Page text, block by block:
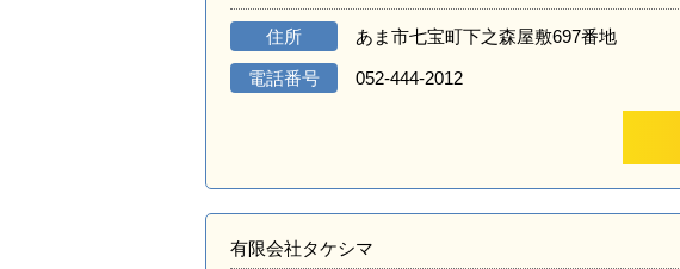
住所 あま市七宝町下之森屋敷697番地
電話番号 052-444-2012
有限会社タケシマ